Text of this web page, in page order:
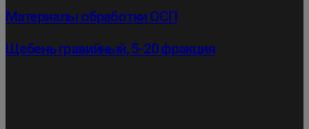
Материалы обработки ОСП
Щебень гравийный, 5-20 фракция